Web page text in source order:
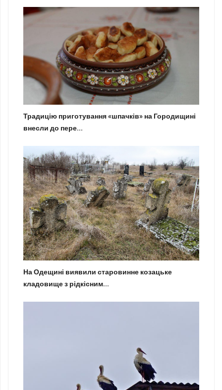
Традицію приготування «шпачків» на Городищині
внесли до пере...
На Одещині виявили старовинне козацьке
кладовище з рідкісним...